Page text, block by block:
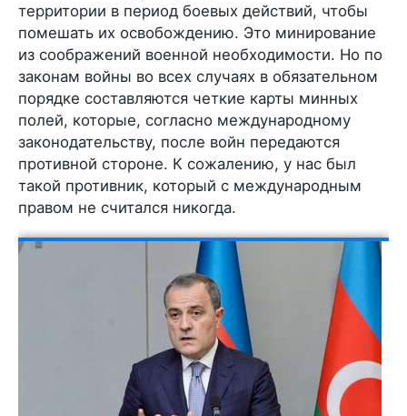
территории в период боевых действий, чтобы
помешать их освобождению. Это минирование
из соображений военной необходимости. Но по
законам войны во всех случаях в обязательном
порядке составляются четкие карты минных
полей, которые, согласно международному
законодательству, после войн передаются
противной стороне. К сожалению, у нас был
такой противник, который с международным
правом не считался никогда.